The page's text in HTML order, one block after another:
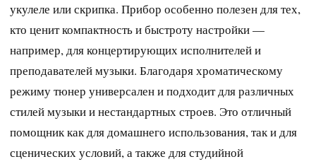
укулеле или скрипка. Прибор особенно полезен для тех,
кто ценит компактность и быстроту настройки —
например, для концертирующих исполнителей и
преподавателей музыки. Благодаря хроматическому
режиму тюнер универсален и подходит для различных
стилей музыки и нестандартных строев. Это отличный
помощник как для домашнего использования, так и для
сценических условий, а также для студийной